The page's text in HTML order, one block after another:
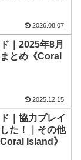
2026.08.07
｜2025年8月
とめ《Coral
2025.12.15
｜協力プレイ
た！｜その他
Island》